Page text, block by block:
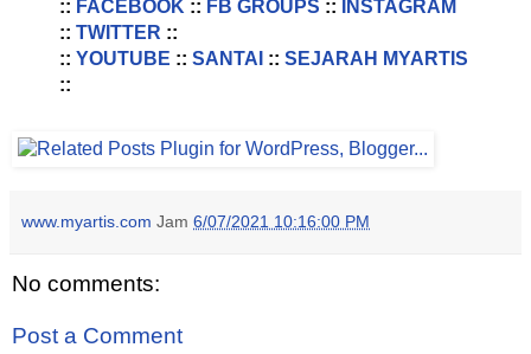
:: FACEBOOK:: FB GROUPS ::
INSTAGRAM
:: TWITTER ::
:: YOUTUBE :: SANTAI :: SEJARAH MYARTIS
::
www.myartis.com Jam 6/07/2021 10:16:00 PM
No comments:
Post a Comment